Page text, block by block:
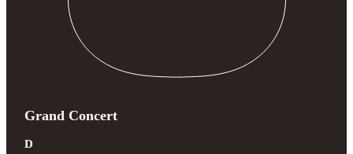
Grand Concert
D